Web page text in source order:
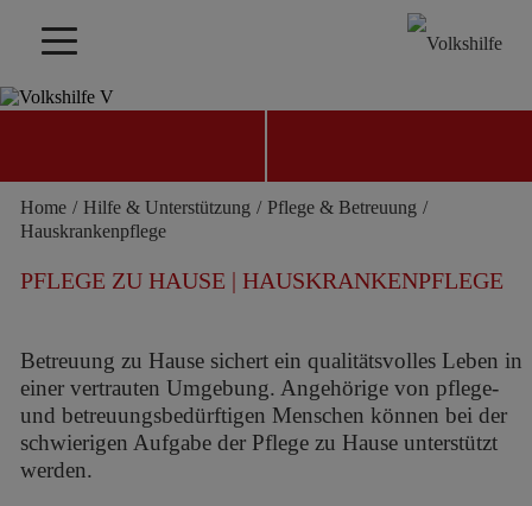
JETZT SPENDEN KONTAKT FINDEN
Home / Hilfe & Unterstützung / Pflege & Betreuung /
Hauskrankenpflege
PFLEGE ZU HAUSE | HAUSKRANKENPFLEGE
Betreuung zu Hause sichert ein qualitätsvolles Leben in
einer vertrauten Umgebung. Angehörige von pflege-
und betreuungsbedürftigen Menschen können bei der
schwierigen Aufgabe der Pflege zu Hause unterstützt
werden.